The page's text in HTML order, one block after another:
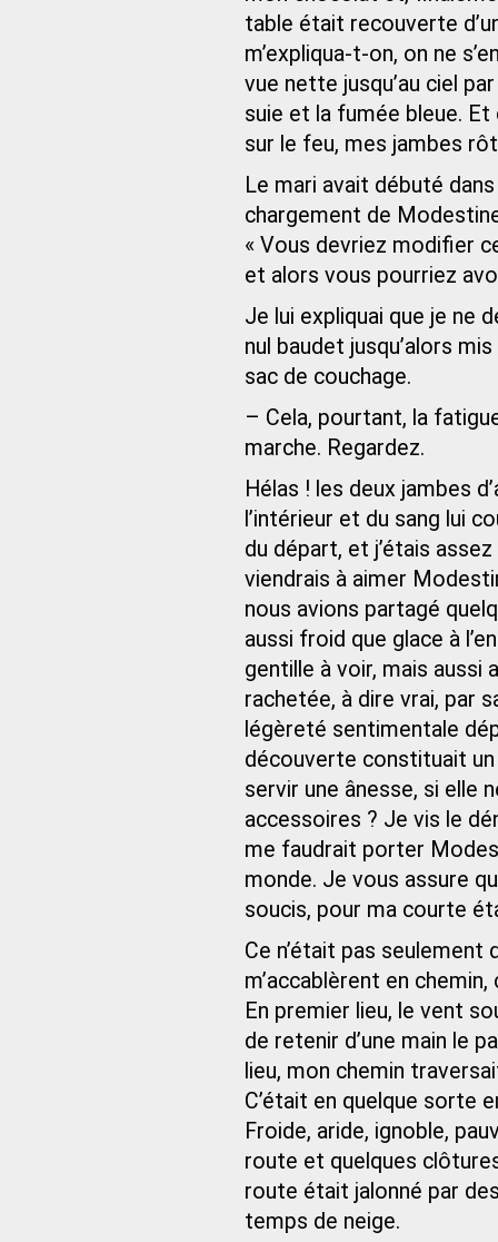
table était recouverte
m’expliqua-t-on, on ne
vue nette jusqu’au ciel
suie et la fumée bleue. Et
sur le feu, mes jambes
Le mari avait débuté
chargement de
« Vous devriez modifier
et alors vous pourriez
Je lui expliquai que je ne
nul baudet jusqu’alors
sac de couchage.
– Cela, pourtant, la
marche. Regardez.
Hélas ! les deux jambes
l’intérieur et du sang lui
du départ, et j’étais
viendrais à aimer
nous avions partagé
aussi froid que glace à
gentille à voir, mais aussi
rachetée, à dire vrai, par
légèreté sentimentale
découverte constituait
servir une ânesse, si elle
accessoires ? Je vis le
me faudrait porter
monde. Je vous assure
soucis, pour ma courte
Ce n’était pas
m’accablèrent en
En premier lieu, le vent
de retenir d’une main le
lieu, mon chemin
C’était en quelque sorte
Froide, aride, ignoble,
route et quelques
route était jalonné par
temps de neige.